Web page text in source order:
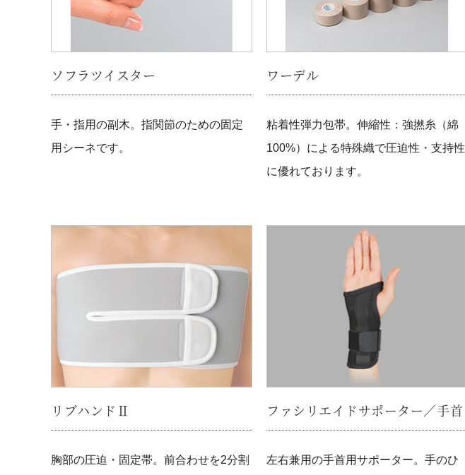
ソフラツイスター
手・指用の副木。指関節のための固定
用シーネです。
ワーデル
粘着性弾力包帯。伸縮性：強撚糸（綿
100%）による特殊織で圧迫性・支持性
に優れております。
リブハンドⅡ
胸部の圧迫・固定帯。前合わせを2分割
ファシリエイドサポーター／手首
左右兼用の手首用サポーター。手のひ